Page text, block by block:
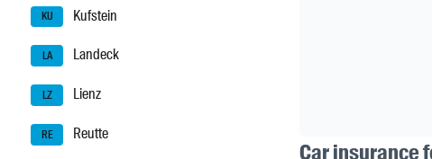
KU Kufstein
LA Landeck
LZ Lienz
RE Reutte
Car insurance